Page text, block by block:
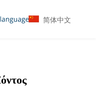
简体中文